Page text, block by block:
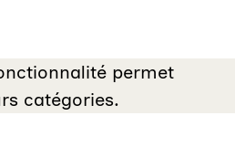
permet
catégories.